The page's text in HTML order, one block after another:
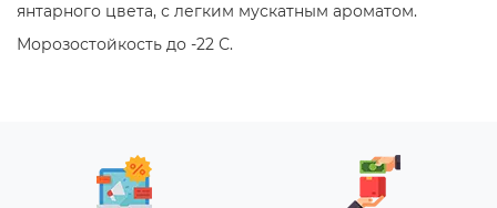
янтарного цвета, с легким мускатным ароматом.
Морозостойкость до -22 С.